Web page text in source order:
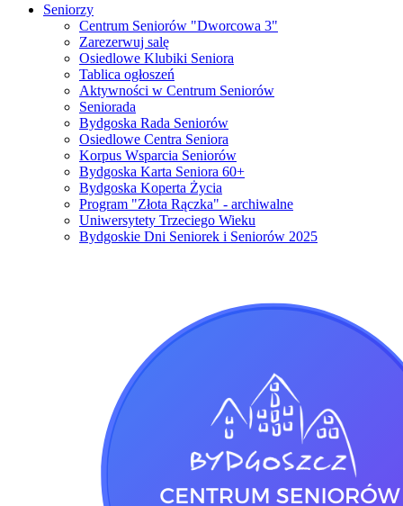
Seniorzy
Centrum Seniorów "Dworcowa 3"
Zarezerwuj salę
Osiedlowe Klubiki Seniora
Tablica ogłoszeń
Aktywności w Centrum Seniorów
Seniorada
Bydgoska Rada Seniorów
Osiedlowe Centra Seniora
Korpus Wsparcia Seniorów
Bydgoska Karta Seniora 60+
Bydgoska Koperta Życia
Program "Złota Rączka" - archiwalne
Uniwersytety Trzeciego Wieku
Bydgoskie Dni Seniorek i Seniorów 2025